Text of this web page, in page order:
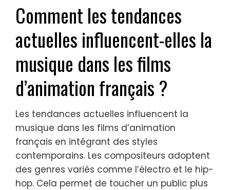
Comment les tendances
actuelles influencent-elles la
musique dans les films
d’animation français ?
Les tendances actuelles influencent la
musique dans les films d’animation
français en intégrant des styles
contemporains. Les compositeurs adoptent
des genres variés comme l’électro et le hip-
hop. Cela permet de toucher un public plus